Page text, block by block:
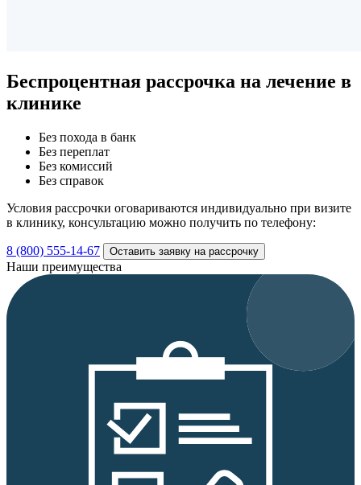
Беспроцентная рассрочка на лечение в
клинике
Без похода в банк
Без переплат
Без комиссий
Без справок
Условия рассрочки оговариваются индивидуально при визите
в клинику, консультацию можно получить по телефону:
8 (800) 555-14-67 Оставить заявку на рассрочку
Наши преимущества